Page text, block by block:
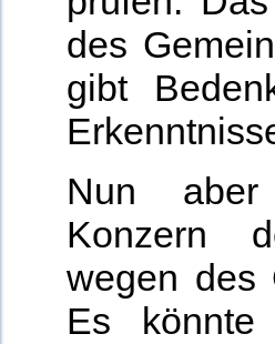
des
gibt
Nun
Konzern
wegen des
Es